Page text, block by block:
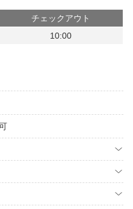
チェックアウト
10:00